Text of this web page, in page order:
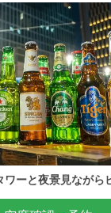
ワーと夜景見ながら